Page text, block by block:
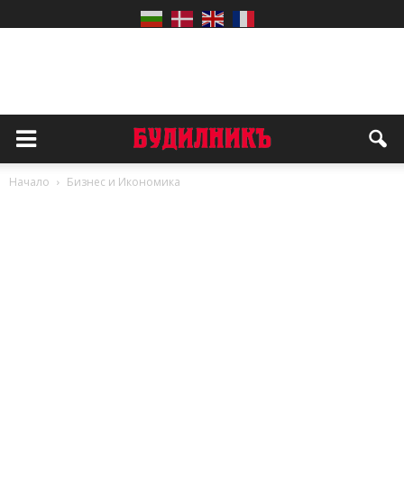
Начало Бизнес и Икономика